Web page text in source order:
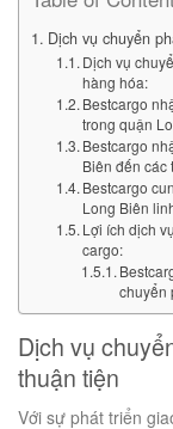
Dịch vụ chuyển
Dịch vụ
hàng hóa:
Bestcargo
trong quận
Bestcargo
Biên đến các
Bestcargo
Long Biên
Lợi ích dịch
cargo:
chuyển
Dịch vụ
thuận tiện
Với sự phát triển